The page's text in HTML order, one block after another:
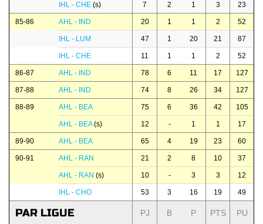
IHL - CHE (s) 7 2 1 3 23
85-86 AHL - IND 20 1 1 2 52
IHL - LUM 47 1 20 21 87
IHL - CHE 11 1 1 2 52
86-87 AHL - IND 78 6 11 17 127
87-88 AHL - IND 74 8 26 34 127
88-89 AHL - BEA 75 6 36 42 105
AHL - BEA(s) 12 - 1 1 17
89-90 AHL - BEA 65 4 19 23 60
90-91 AHL - RAN 21 2 8 10 37
AHL - RAN (s) 10 - 3 3 12
IHL - CHO 53 3 16 19 49
PAR LIGUE PJ B P PTS PU